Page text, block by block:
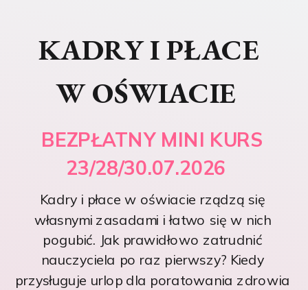
BEZPŁATNY MINI KURS
Kadry i płace w oświacie rządzą się
własnymi zasadami i łatwo się w nich
pogubić. Jak prawidłowo zatrudnić
nauczyciela po raz pierwszy? Kiedy
przysługuje urlop dla poratowania zdrowia
KADRY I PŁACE
W OŚWIACIE
23/28/30.07.2026